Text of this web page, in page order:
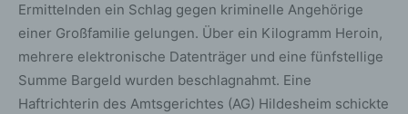
Ermittelnden ein Schlag gegen kriminelle Angehörige
einer Großfamilie gelungen. Über ein Kilogramm Heroin,
mehrere elektronische Datenträger und eine fünfstellige
Summe Bargeld wurden beschlagnahmt. Eine
Haftrichterin des Amtsgerichtes (AG) Hildesheim schickte